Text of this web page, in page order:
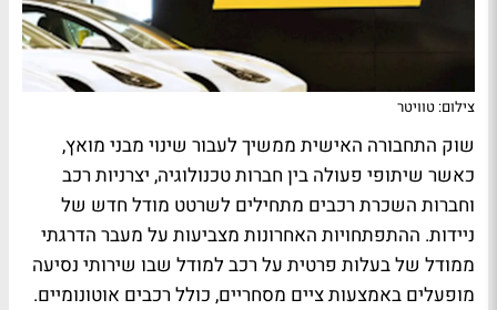
צילום: טוויטר
שוק התחבורה האישית ממשיך לעבור שינוי מבני מואץ,
כאשר שיתופי פעולה בין חברות טכנולוגיה, יצרניות רכב
וחברות השכרת רכבים מתחילים לשרטט מודל חדש של
ניידות. ההתפתחויות האחרונות מצביעות על מעבר הדרגתי
ממודל של בעלות פרטית על רכב למודל שבו שירותי נסיעה
מופעלים באמצעות ציים מסחריים, כולל רכבים אוטונומיים.